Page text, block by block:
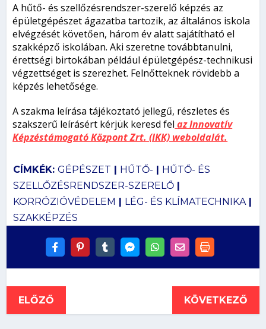
A hűtő- és szellőzésrendszer-szerelő képzés az
épületgépészet ágazatba tartozik, az általános iskola
elvégzését követően, három év alatt sajátítható el
szakképző iskolában. Aki szeretne továbbtanulni,
érettségi birtokában például épületgépész-technikusi
végzettséget is szerezhet. Felnőtteknek rövidebb a
képzés lehetősége.
A szakma leírása tájékoztató jellegű, részletes és
szakszerű leírásért kérjük keresd fel az Innovatív
Képzéstámogató Központ Zrt. (IKK) weboldalát.
CÍMKÉK: GÉPÉSZET | HŰTŐ- | HŰTŐ- ÉS
SZELLŐZÉSRENDSZER-SZERELŐ|
KORRÓZIÓVÉDELEM | LÉG- ÉS KLÍMATECHNIKA|
SZAKKÉPZÉS
ELŐZŐ KÖVETKEZŐ